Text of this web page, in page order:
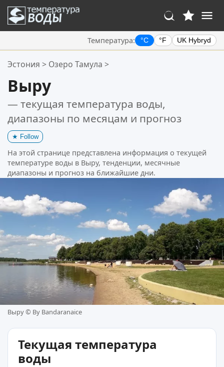
Температура: °C °F UK Hybryd
Ваше избранное:
Эстония > Озеро Тамула >
Выру
— текущая температура воды,
диапазоны по месяцам и прогноз
★ Follow
На этой странице представлена информация о текущей
температуре воды в Выру, тенденции, месячные
диапазоны и прогноз на ближайшие дни.
Выру © By Bandaranaice
Текущая температура
воды